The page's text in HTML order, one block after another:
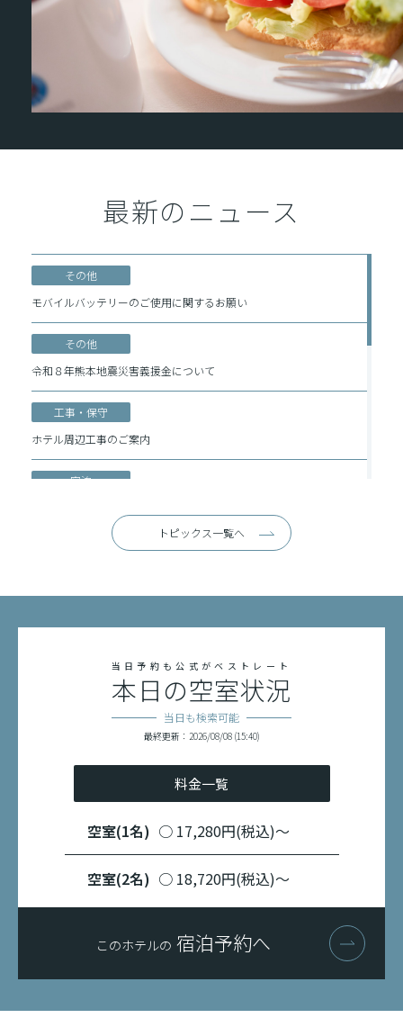
最新のニュース
その他
モバイルバッテリーのご使用に関するお願い
その他
令和８年熊本地震災害義援金について
工事・保守
ホテル周辺工事のご案内
宿泊
Request on the Use of Power Banks
トピックス一覧へ
当日予約も公式がベストレート
本日の空室状況
当日も検索可能
最終更新：2026/08/08 (15:40)
料金一覧
空室(1名) ○ 17,280円(税込)〜
空室(2名) ○ 18,720円(税込)〜
このホテルの 宿泊予約へ